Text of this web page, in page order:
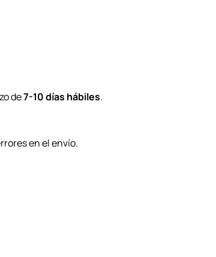
de7-10 días hábiles.
en el envío.